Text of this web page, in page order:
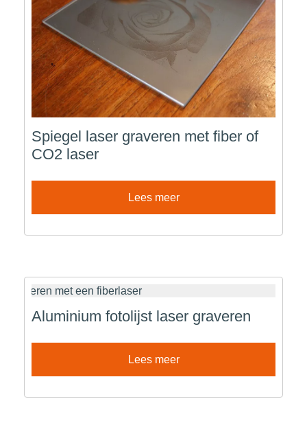
Spiegel laser graveren met fiber of
CO2 laser
Lees meer
Aluminium fotolijst laser graveren
Lees meer